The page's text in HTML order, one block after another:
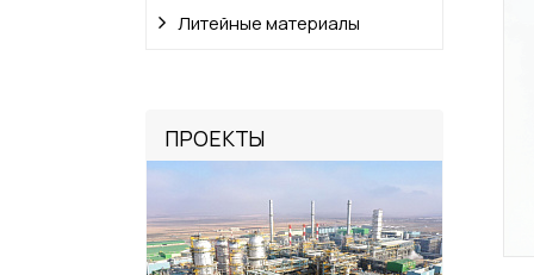
Литейные материалы
ПРОЕКТЫ